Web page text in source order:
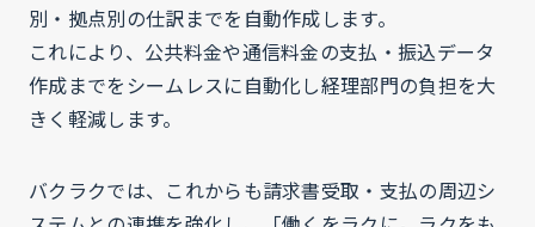
別・拠点別の仕訳までを自動作成します。
これにより、公共料金や通信料金の支払・振込データ
作成までをシームレスに自動化し経理部門の負担を大
きく軽減します。
バクラクでは、これからも請求書受取・支払の周辺シ